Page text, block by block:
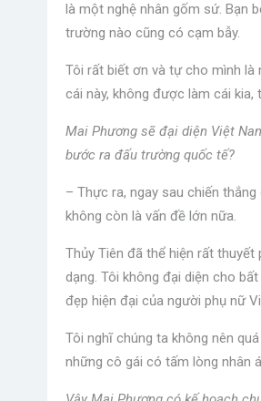
là một nghệ nhân gốm sứ. Bạn
trường nào cũng có cạm bẫy.
Tôi rất biết ơn và tự cho mình
cái này, không được làm cái
Mai Phương sẽ đại diện Việt
bước ra đấu trường quốc tế?
– Thực ra, ngay sau chiến
không còn là vấn đề lớn nữa.
Thủy Tiên đã thể hiện rất thuyết
dạng. Tôi không đại diện cho
đẹp hiện đại của người phụ nữ
Tôi nghĩ chúng ta không nên
những cô gái có tấm lòng nhân